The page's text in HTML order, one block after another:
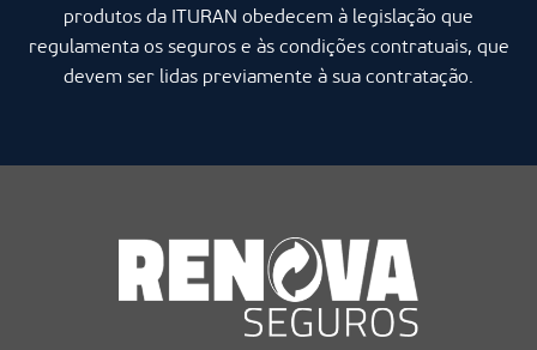
produtos da ITURAN obedecem à legislação que
regulamenta os seguros e às condições contratuais, que
devem ser lidas previamente à sua contratação.